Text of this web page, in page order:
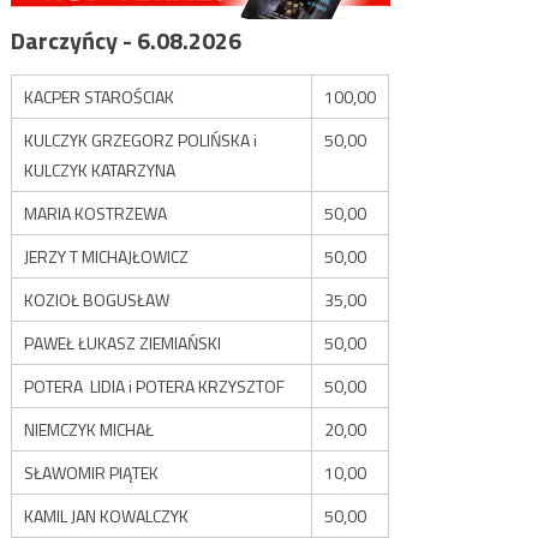
Darczyńcy - 6.08.2026
KACPER STAROŚCIAK
100,00
KULCZYK GRZEGORZ POLIŃSKA i
KULCZYK KATARZYNA
50,00
MARIA KOSTRZEWA
50,00
JERZY T MICHAJŁOWICZ
50,00
KOZIOŁ BOGUSŁAW
35,00
PAWEŁ ŁUKASZ ZIEMIAŃSKI
50,00
POTERA LIDIA i POTERA KRZYSZTOF
50,00
NIEMCZYK MICHAŁ
20,00
SŁAWOMIR PIĄTEK
10,00
KAMIL JAN KOWALCZYK
50,00